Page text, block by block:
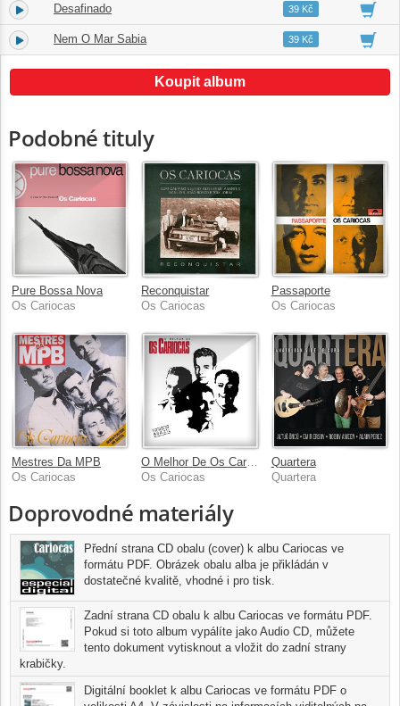
7. Desafinado 02:4239 Kč
8. Nem O Mar Sabia 02:4139 Kč
Koupit album
Podobné tituly
Pure Bossa Nova
Os Cariocas
Reconquistar
Os Cariocas
Passaporte
Os Cariocas
Mestres Da MPB
Os Cariocas
O Melhor De Os Cariocas
Os Cariocas
Quartera
Quartera
Doprovodné materiály
Přední strana CD obalu (cover) k albu Cariocas ve
formátu PDF. Obrázek obalu alba je přikládán v
dostatečné kvalitě, vhodné i pro tisk.
Zadní strana CD obalu k albu Cariocas ve formátu PDF.
Pokud si toto album vypálíte jako Audio CD, můžete
tento dokument vytisknout a vložit do zadní strany
krabičky.
Digitální booklet k albu Cariocas ve formátu PDF o